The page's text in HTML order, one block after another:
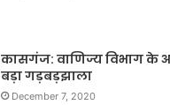
कासगंज: वाणिज्य विभाग के
बड़ा गड़बड़झाला
December 7, 2020